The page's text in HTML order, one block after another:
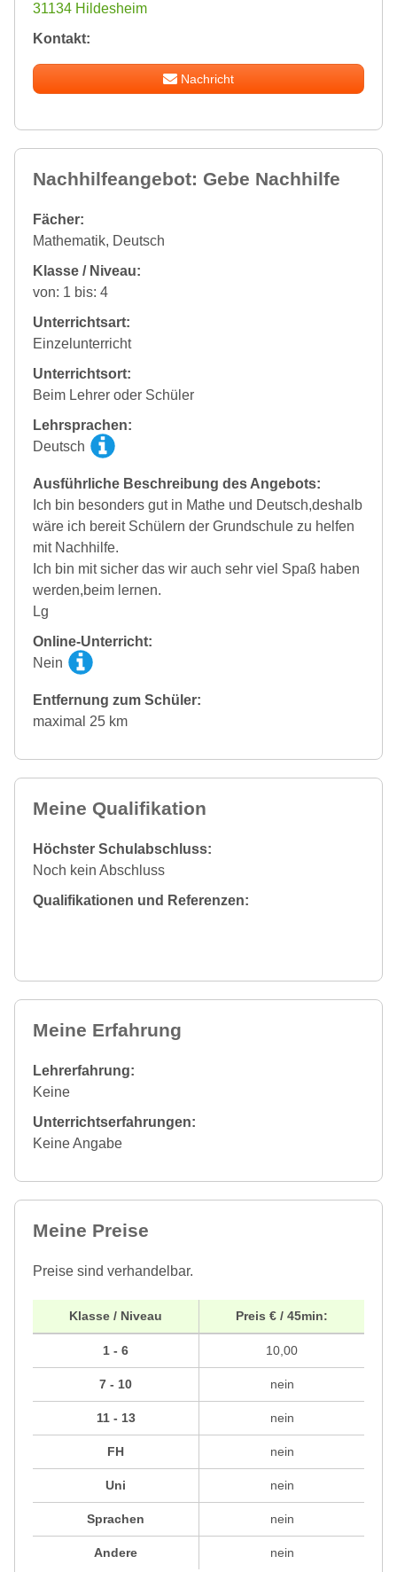
31134 Hildesheim
Kontakt:
Nachricht
Nachhilfeangebot: Gebe Nachhilfe
Fächer:
Mathematik, Deutsch
Klasse / Niveau:
von: 1 bis: 4
Unterrichtsart:
Einzelunterricht
Unterrichtsort:
Beim Lehrer oder Schüler
Lehrsprachen:
Deutsch
Ausführliche Beschreibung des Angebots:
Ich bin besonders gut in Mathe und Deutsch,deshalb
wäre ich bereit Schülern der Grundschule zu helfen
mit Nachhilfe.
Ich bin mit sicher das wir auch sehr viel Spaß haben
werden,beim lernen.
Lg
Online-Unterricht:
Nein
Entfernung zum Schüler:
maximal 25 km
Meine Qualifikation
Höchster Schulabschluss:
Noch kein Abschluss
Qualifikationen und Referenzen:
Meine Erfahrung
Lehrerfahrung:
Keine
Unterrichtserfahrungen:
Keine Angabe
Meine Preise
Preise sind verhandelbar.
Klasse / Niveau
1 - 6
7 - 10
11 - 13
FH
Uni
Sprachen
Andere
Preis € / 45min:
10,00
nein
nein
nein
nein
nein
nein